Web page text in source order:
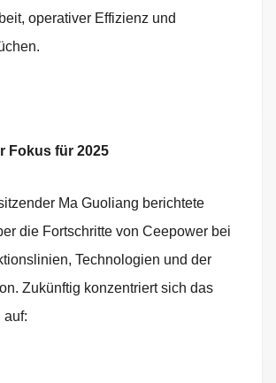
operativer Effizienz und
Fokus für 2025
Ma Guoliang berichtete
die Fortschritte von Ceepower bei
Technologien und der
Zukünftig konzentriert sich das
auf: